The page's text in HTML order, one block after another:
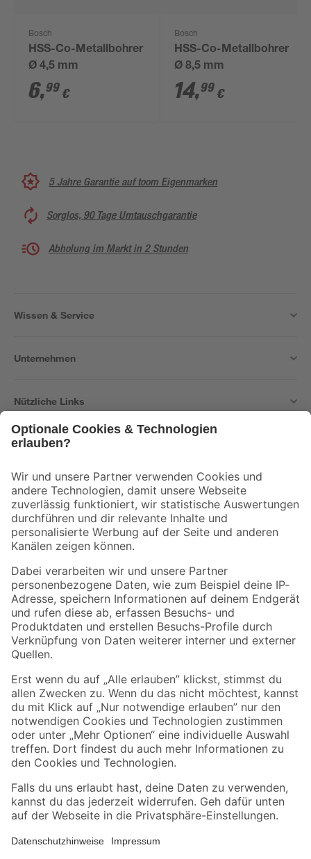
Bosch
HSS-Co-Metallbohrer
Ø 4,5 mm
6,99 €
Bosch
HSS-Co-Metallbohrer
Ø 8,5 mm
14,99 €
5 Jahre Garantie auf toom Eigenmarken
Sorglos, 90 Tage Umtauschgarantie
Abholung im Markt in 2 Stunden
Wissen & Service
Unternehmen
Nützliche Links
Der toom Newsletter: Keine Angebote und Aktionen mehr verpassen!
Zur Newsletter Anmeldung
Folge uns
Zahlungsarten Versandarten
Sicher einkaufen
Jetzt die toom-App herunterladen
Alle Preisangaben in EUR inkl. gesetzl. MwSt.. Die dargestellten Angebote sind unter
Umständen nicht in allen Märkten verfügbar. Die angegebenen Verfügbarkeiten beziehen
Produkte nur solange der Vorrat reicht.
*Paketversand ab 59 € versandkostenfrei, gilt nicht für Artikel mit Speditionsversand, hier